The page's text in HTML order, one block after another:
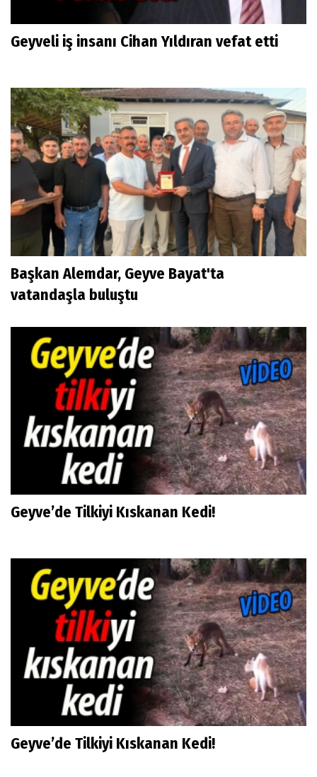
Geyveli iş insanı Cihan Yıldıran vefat etti
Başkan Alemdar, Geyve Bayat'ta
vatandaşla buluştu
Geyve’de Tilkiyi Kıskanan Kedi!
Geyve’de Tilkiyi Kıskanan Kedi!